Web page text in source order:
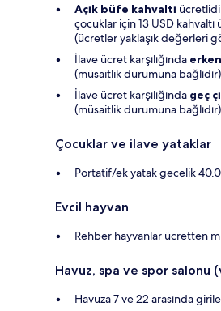
Açık büfe kahvaltı
çocuklar için 13 USD kahvaltı
(ücretler yaklaşık değerleri
İlave ücret karşılığında
(müsaitlik durumuna bağlıdır)
İlave ücret karşılığında geç
(müsaitlik durumuna bağlıdır)
Çocuklar ve ilave yataklar
Portatif/ek yatak gecelik 40.0
Evcil hayvan
Rehber hayvanlar ücretten
Havuz, spa ve spor salonu
Havuza 7 ve 22 arasında